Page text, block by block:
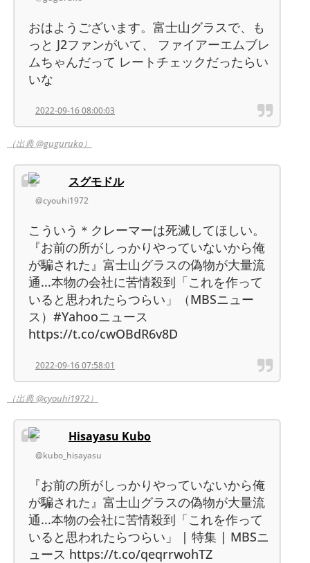
おはようございます。富士山グラスで、も
っと J2ファンがいて、 ファイアーエムブレ
ムちゃんだって レートチェックだったらい
いな
2022-09-16 08:00:03
（出典 @guguruko）
スグモドル
@cyouhi1972
こういう＊クレーマーは死滅してほしい。
『お前の所がしっかりやっていないから俺
が騙された』富士山グラスの偽物が大量流
通...本物の会社に苦情殺到「これを作って
いると思われたらつらい」（MBSニュー
ス）#Yahooニュース
https://t.co/cwOBdR6v8D
2022-09-16 07:58:01
（出典 @cyouhi1972）
Hisayasu Kubo
@kubo_hisayasu
『お前の所がしっかりやっていないから俺
が騙された』富士山グラスの偽物が大量流
通...本物の会社に苦情殺到「これを作って
いると思われたらつらい」 | 特集 | MBSニ
ュース https://t.co/qeqrrwohTZ